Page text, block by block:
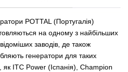
POTTAL (Португалія)
на одному з найбільших
заводів, де також
генератори для таких
як ITC Power (Іспанія), Champion